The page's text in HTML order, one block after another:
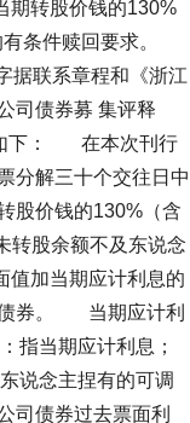
期转股价钱的130%
条件赎回要求。
联系章程和《浙江
司债券募 集评释
如下： 在本次刊行
分解三十个交往日中
股价钱的130%（含
转股余额不及东说念
值加当期应计利息的
债券。 当期应计利
当期应计利息；
说念主捏有的可调
债券过去票面利